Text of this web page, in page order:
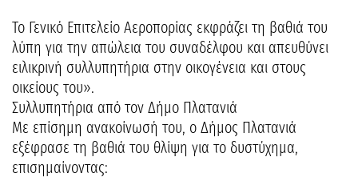
Το Γενικό Επιτελείο Αεροπορίας εκφράζει τη βαθιά του
λύπη για την απώλεια του συναδέλφου και απευθύνει
ειλικρινή συλλυπητήρια στην οικογένεια και στους
οικείους του».
Συλλυπητήρια από τον Δήμο Πλατανιά
Με επίσημη ανακοίνωσή του, ο Δήμος Πλατανιά
εξέφρασε τη βαθιά του θλίψη για το δυστύχημα,
επισημαίνοντας: